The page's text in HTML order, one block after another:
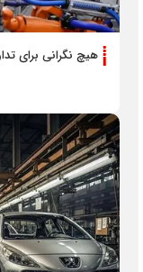
هیچ نگرانی برای